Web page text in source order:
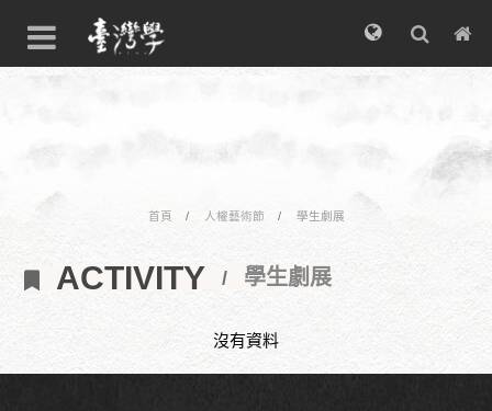
首頁 人權藝術節 學生劇展
ACTIVITY 學生劇展
沒有資料